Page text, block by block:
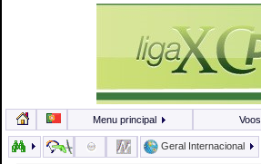
Menu principal Voos
Geral Internacional